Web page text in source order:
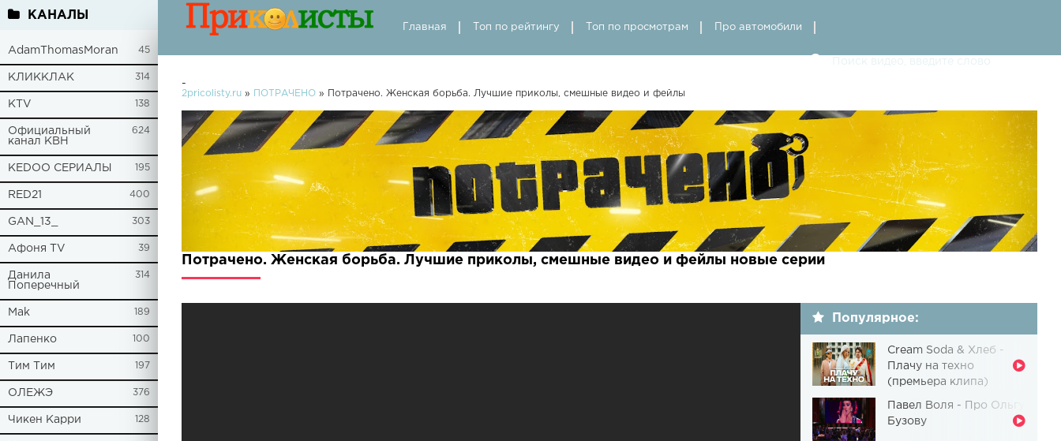
КАНАЛЫ
AdamThomasMoran 45
КЛИККЛАК 314
KTV 138
Официальный
канал КВН
624
KEDOO СЕРИАЛЫ 195
RED21 400
GAN_13_ 303
Афоня TV 39
Данила
Поперечный
314
Mak 189
Лапенко 100
Tим Тим 197
ОЛЕЖЭ 376
Чикен Карри 128
Главная Топ по рейтингу Топ по просмотрам Про автомобили
-
2pricolisty.ru » ПОТРАЧЕНО » Потрачено. Женская борьба. Лучшие приколы, смешные видео и фейлы
Потрачено. Женская борьба. Лучшие приколы, смешные видео и фейлы новые серии
Популярное:
Cream Soda & Хлеб -
Плачу на техно
(премьера клипа)
Павел Воля - Про Ольгу
Бузову